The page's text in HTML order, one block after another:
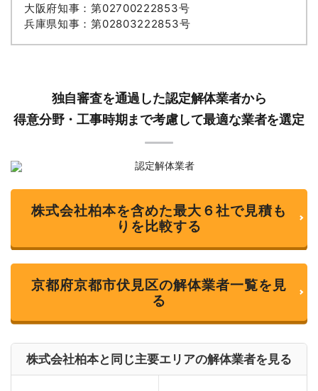
大阪府知事：第02700222853号
兵庫県知事：第02803222853号
独自審査を通過した認定解体業者から
得意分野・工事時期まで考慮して最適な業者を選定
株式会社柏本を含めた最大６社で見積も
りを比較する
京都府京都市伏見区の解体業者一覧を見
る
株式会社柏本と同じ主要エリアの解体業者を見る